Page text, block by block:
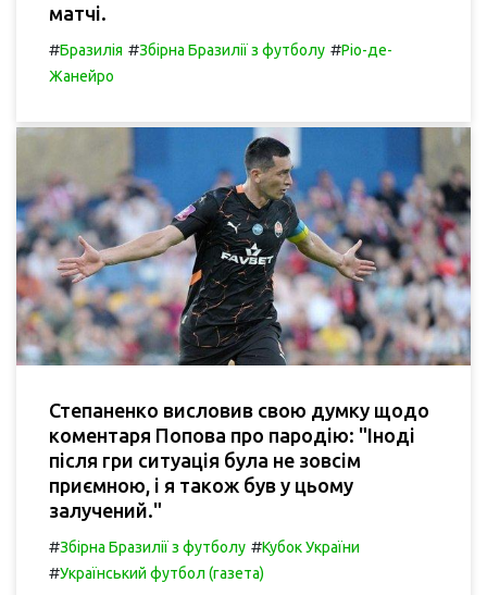
матчі.
#Бразилія #Збірна Бразилії з футболу #Ріо-де-
Жанейро
Степаненко висловив свою думку щодо
коментаря Попова про пародію: "Іноді
після гри ситуація була не зовсім
приємною, і я також був у цьому
залучений."
#Збірна Бразилії з футболу #Кубок України
#Український футбол (газета)